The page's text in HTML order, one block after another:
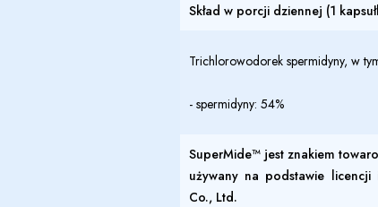
Skład w porcji dziennej (1
Trichlorowodorek spermidyny, w
- spermidyny: 54%
SuperMide™ jest znakiem
używany na podstawie
Co., Ltd.